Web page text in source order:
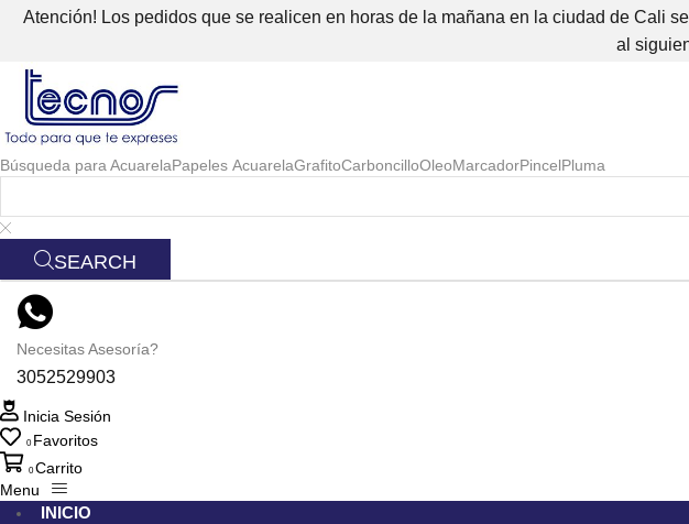
Atención! Los pedidos que se realicen en horas de la mañana en la ciudad de Cali
al
Búsqueda para AcuarelaPapeles AcuarelaGrafitoCarboncilloOleoMarcadorPincelPluma
SEARCH
Necesitas Asesoría?
3052529903
Inicia Sesión
0 Favoritos
0Carrito
Menu
INICIO